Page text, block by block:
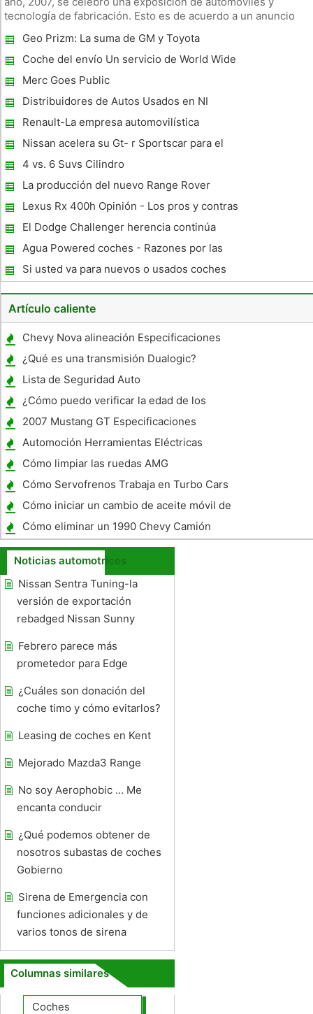
tecnología de fabricación. Esto es de acuerdo a un anuncio
El gran evento es el 12 º Automóvil Internacional y Exposición
d
Geo Prizm: La suma de GM y Toyota
esfuerzos
Coche del envío Un servicio de World Wide
Merc Goes Public
Distribuidores de Autos Usados ​​en NI
Renault-La empresa automovilística
francesa
Nissan acelera su Gt- r Sportscar para el
mercado americano
4 vs. 6 Suvs Cilindro
La producción del nuevo Range Rover
Evoque Comienza
Lexus Rx 400h Opinión - Los pros y contras
El Dodge Challenger herencia continúa
Agua Powered coches - Razones por las
que debe convertir su coche para correr
sobre el agua
Si usted va para nuevos o usados ​​coches
híbridos?
Artículo caliente
Chevy Nova alineación Especificaciones
¿Qué es una transmisión Dualogic?
Lista de Seguridad Auto
¿Cómo puedo verificar la edad de los
neumáticos Yokohama ?
2007 Mustang GT Especificaciones
Automoción Herramientas Eléctricas
Cómo limpiar las ruedas AMG
Cómo Servofrenos Trabaja en Turbo Cars
Cómo iniciar un cambio de aceite móvil de
negocios
Cómo eliminar un 1990 Chevy Camión
Noticias automotrices
Nissan Sentra Tuning-la
versión de exportación
rebadged Nissan Sunny
Febrero parece más
prometedor para Edge
¿Cuáles son donación del
coche timo y cómo evitarlos?
Leasing de coches en Kent
Mejorado Mazda3 Range
No soy Aerophobic ... Me
encanta conducir
¿Qué podemos obtener de
nosotros subastas de coches
Gobierno
Sirena de Emergencia con
funciones adicionales y de
varios tonos de sirena
Columnas similares
Coches